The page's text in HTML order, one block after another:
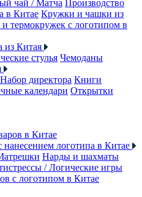
чай / Матча Производство
в Китае Кружки и чашки из
термокружек с логотипом в
из Китая
стулья Чемоданы
директора Книги
календари Открытки
в Китае
логотипа в Китае
Нарды и шахматы
/ Логические игры
с логотипом в Китае